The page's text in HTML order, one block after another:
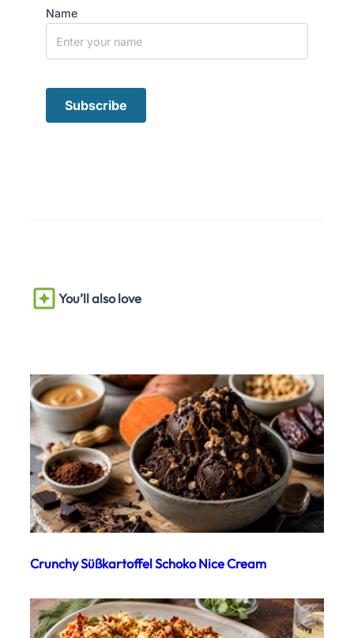
Name
You’ll also love
Crunchy Süßkartoffel Schoko Nice Cream